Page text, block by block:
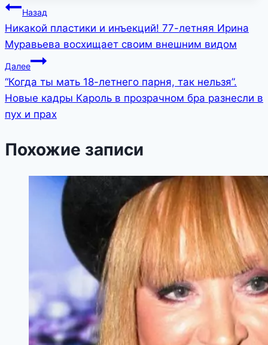
Навигация
по
записям
Назад
Никакой пластики и инъекций! 77-летняя Ирина
Муравьева восхищает своим внешним видом
Далее
“Когда ты мать 18-летнего парня, так нельзя”.
Новые кадры Кароль в прозрачном бра разнесли в
пух и прах
Похожие записи